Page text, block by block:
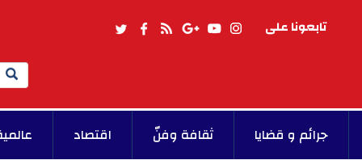
تابعونا على
Search
جرائم و قضايا ثقافة وفنّ اقتصاد